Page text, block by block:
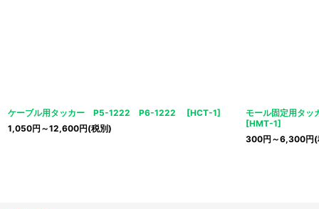
ケーブル用タッカー P5-1222 P6-1222 [HCT-1]
1,050円 ～12,600円(税別)
モール固定用タ
[HMT-1]
300円 ～6,300円